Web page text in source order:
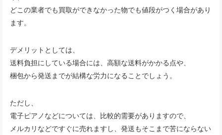
どこの業者でも買取ができなかった物でも値段がつく場合があり
ます。
デメリットとしては、
送料負担にしている場合には、高額な送料がかかる点や、
梱包から発送までが結構な労力になることでしょう。
ただし、
電子ピアノなどについては、比較的需要がありますので、
メルカリなどですぐに売れますし、発送もそこまで苦にならない